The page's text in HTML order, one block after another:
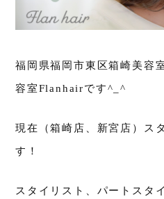
福岡県福岡市東区箱崎美容
容室Flanhairです^_^
現在（箱崎店、新宮店）ス
す！
スタイリスト、パートスタ